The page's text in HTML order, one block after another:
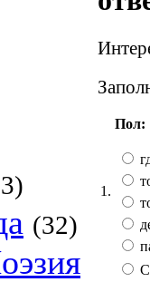
(32)
1.
Пол: